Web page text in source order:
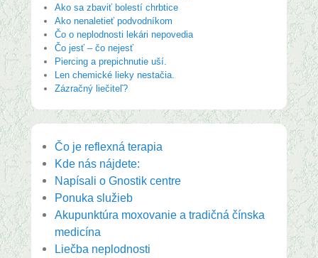
Ako sa zbaviť bolestí chrbtice
Ako nenaletieť podvodníkom
Čo o neplodnosti lekári nepovedia
Čo jesť – čo nejesť
Piercing a prepichnutie uší.
Len chemické lieky nestačia.
Zázračný liečiteľ?
Čo je reflexná terapia
Kde nás nájdete:
Napísali o Gnostik centre
Ponuka služieb
Akupunktúra moxovanie a tradičná čínska
medicína
Liečba neplodnosti